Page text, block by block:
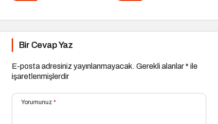
Bir Cevap Yaz
E-posta adresiniz yayınlanmayacak. Gerekli alanlar* ile
işaretlenmişlerdir
Yorumunuz *